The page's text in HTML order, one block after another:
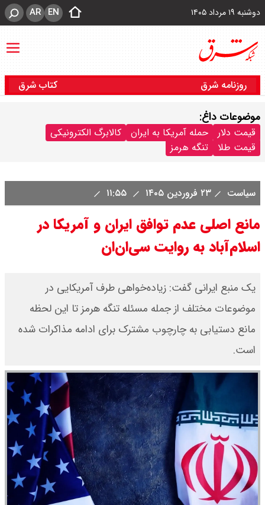
دوشنبه ۱۹ مرداد ۱۴۰۵ EN
AR
روزنامه شرق کتاب شرق
موضوعات داغ:
قیمت دلار حمله آمریکا به ایران
کالابرگ الکترونیکی
قیمت طلا
تنگه هرمز
سیاست ۲۳ فروردین ۱۴۰۵
مانع اصلی عدم توافق ایران و آمریکا در
اسلام‌آباد به روایت سی‌ان‌ان
یک منبع ایرانی گفت: زیاده‌خواهی طرف آمریکایی در
موضوعات مختلف از جمله مسئله تنگه هرمز تا این لحظه
مانع دستیابی به چارچوب مشترک برای ادامه مذاکرات شده
است.